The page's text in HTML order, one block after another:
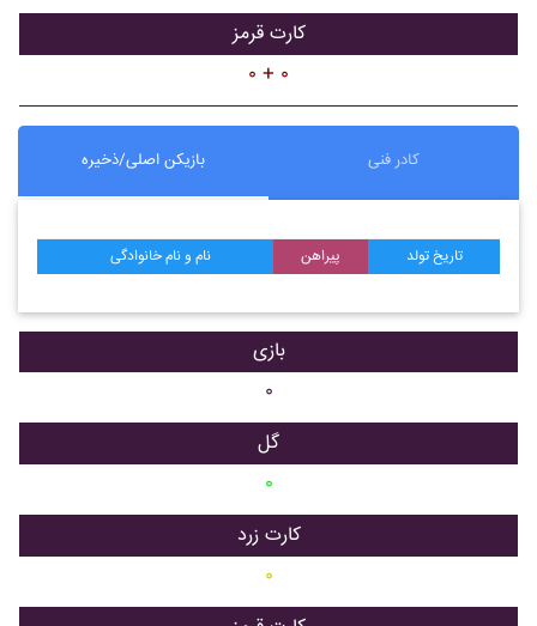
کارت قرمز
۰ + ۰
بازیکن اصلی/ذخیره کادر فنی
نام و نام خانوادگی پیراهن تاریخ تولد
بازی
۰
گل
۰
کارت زرد
۰